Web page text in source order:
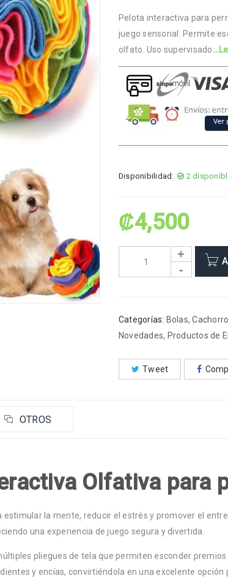
Pelota interactiva para
juego sensorial. Permite
olfato. Uso supervisado
Disponibilidad: 2
₡4,500
Categorías: Bolas,
Novedades, Productos de
Tweet
OTROS
Olfativa para
estimular la mente, reducir el estrés y promover el
una experiencia de juego segura y divertida.
pliegues de tela que permiten esconder
y encías, convirtiéndola en una excelente opción